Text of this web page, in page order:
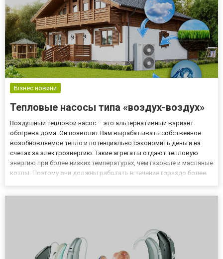
Бізнес новини
Тепловые насосы типа «воздух-воздух»
Воздушный тепловой насос – это альтернативный вариант
обогрева дома. Он позволит Вам вырабатывать собственное
возобновляемое тепло и потенциально сэкономить деньги на
счетах за электроэнергию. Такие агрегаты отдают тепловую
энергию при более низких температурах, чем газовые и масляные
котлы. Поэтому они должны работать в течение гораздо более